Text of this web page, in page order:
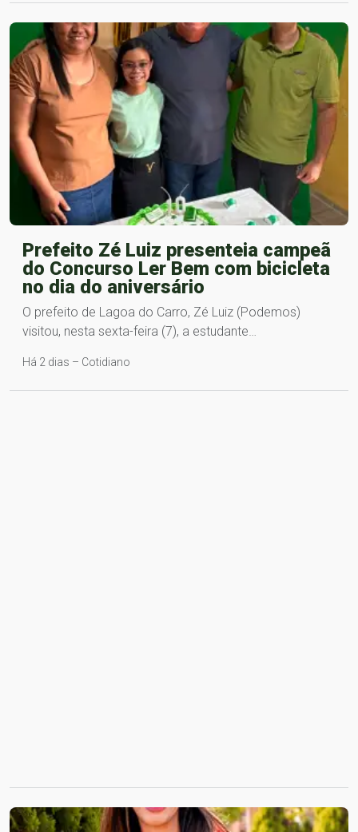
Prefeito Zé Luiz presenteia campeã
do Concurso Ler Bem com bicicleta
no dia do aniversário
O prefeito de Lagoa do Carro, Zé Luiz (Podemos)
visitou, nesta sexta-feira (7), a estudante…
Há 2 dias – Cotidiano